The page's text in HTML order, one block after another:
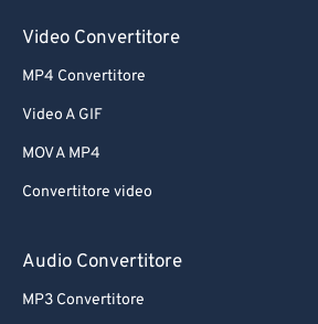
Video Convertitore
MP4 Convertitore
Video A GIF
MOV A MP4
Convertitore video
Audio Convertitore
MP3 Convertitore